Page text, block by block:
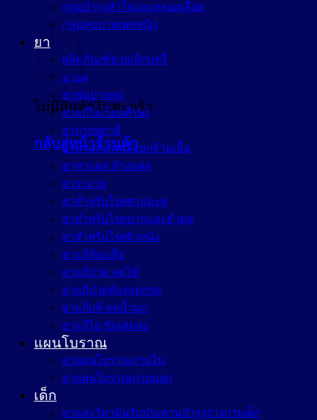
ตะกร้าสินค้า
ไม่มีสินค้าในตะกร้า
กลับสู่หน้าร้านค้า
กลุ่มบำรุงหัวใจและหลอดเลือด
กลุ่มสุขภาพเพศหญิง
ยา
ผลิตภัณฑ์ช่วยเลิกบุหรี่
ยาอม
ยาพ่นปากคอ
ยาแก้วิงเวียนศีรษะ
ยาถ่ายพยาธิ
ยาทาแก้ปวดเมื่อยกล้ามเนื้อ
ยาทาแผล ล้างแผล
ยาระบาย
ยาสำหรับโรคตาและหู
ยาสำหรับโรคปากและลำคอ
ยาสำหรับโรคผิวหนัง
ยาแก้ท้องเสีย
ยาแก้ปวด ลดไข้
ยาแก้ปวดท้องลดกรด
ยาแก้แพ้ ลดน้ำมูก
ยาแก้ไอ ขับเสมหะ
แผนโบราณ
ยาแผนโบราณภายใน
ยาแผนโบราณภายนอก
เด็ก
ยาและวิตามินรับประทานบำรุงร่างกายเด็ก